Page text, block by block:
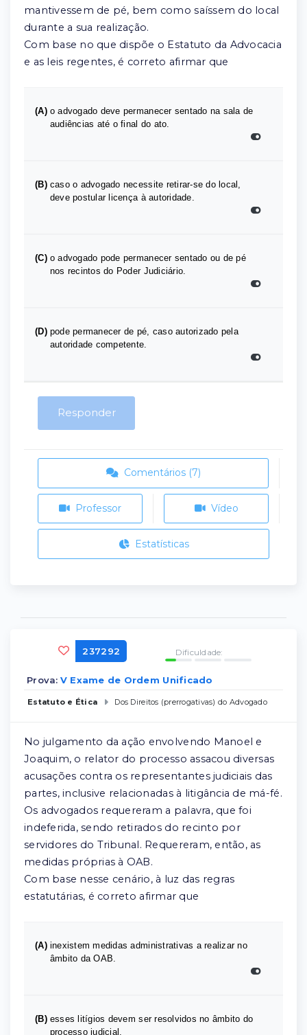
mantivessem de pé, bem como saíssem do local
durante a sua realização.
Com base no que dispõe o Estatuto da Advocacia
e as leis regentes, é correto afirmar que
(A) o advogado deve permanecer sentado na sala de
audiências até o final do ato.
(B) caso o advogado necessite retirar-se do local,
deve postular licença à autoridade.
(C) o advogado pode permanecer sentado ou de pé
nos recintos do Poder Judiciário.
(D) pode permanecer de pé, caso autorizado pela
autoridade competente.
Responder
Comentários (7)
Professor Vídeo
Estatísticas
237292 Dificuldade:
Prova: V Exame de Ordem Unificado
Estatuto e Ética Dos Direitos (prerrogativas) do Advogado
No julgamento da ação envolvendo Manoel e
Joaquim, o relator do processo assacou diversas
acusações contra os representantes judiciais das
partes, inclusive relacionadas à litigância de má-fé.
Os advogados requereram a palavra, que foi
indeferida, sendo retirados do recinto por
servidores do Tribunal. Requereram, então, as
medidas próprias à OAB.
Com base nesse cenário, à luz das regras
estatutárias, é correto afirmar que
(A) inexistem medidas administrativas a realizar no
âmbito da OAB.
(B) esses litígios devem ser resolvidos no âmbito do
processo judicial.